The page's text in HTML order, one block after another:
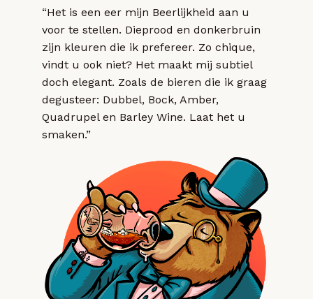
“Het is een eer mijn Beerlijkheid aan u
voor te stellen. Dieprood en donkerbruin
zijn kleuren die ik prefereer. Zo chique,
vindt u ook niet? Het maakt mij subtiel
doch elegant. Zoals de bieren die ik graag
degusteer: Dubbel, Bock, Amber,
Quadrupel en Barley Wine. Laat het u
smaken.”